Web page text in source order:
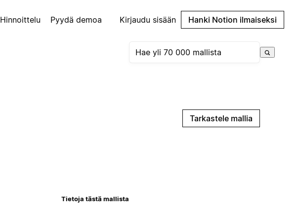
Hinnoittelu Pyydä demoa Kirjaudu sisään Hanki Notion ilmaiseksi
Tarkastele mallia
Tietoja tästä mallista